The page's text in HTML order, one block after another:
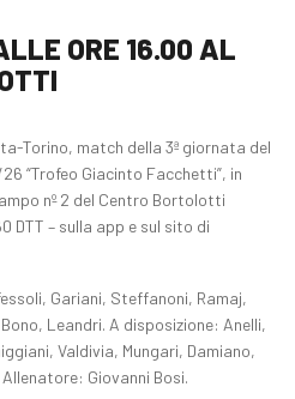
ORE 16.00 AL
Torino, match della 3ª giornata del
“Trofeo Giacinto Facchetti”, in
nº 2 del Centro Bortolotti
– sulla app e sul sito di
Gariani, Steffanoni, Ramaj,
Leandri. A disposizione: Anelli,
Valdivia, Mungari, Damiano,
Giovanni Bosi.